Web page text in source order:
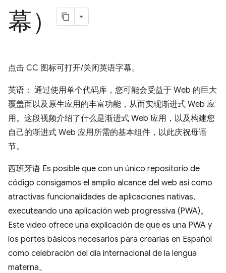
幕）
点击 CC 图标可打开/关闭英语字幕。
英语： 通过使用单个代码库，您可能会受益于 Web 的巨大
覆盖面以及原生应用的丰富功能，从而实现渐进式 Web 应
用。这段视频介绍了什么是渐进式 Web 应用，以及构建您
自己的渐进式 Web 应用所需的基本组件，以此庆祝母语
节。
西班牙语 Es posible que con un único repositorio de
código consigamos el amplio alcance del web así como
atractivas funcionalidades de aplicaciones nativas,
executeando una aplicación web progressiva (PWA)。
Este video ofrece una explicación de que es una PWA y
los portes básicos necesarios para crearlas en Español
como celebración del día internacional de la lengua
materna。